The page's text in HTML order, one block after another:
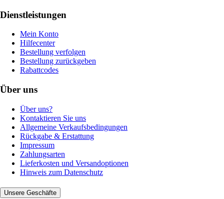
Dienstleistungen
Mein Konto
Hilfecenter
Bestellung verfolgen
Bestellung zurückgeben
Rabattcodes
Über uns
Über uns?
Kontaktieren Sie uns
Allgemeine Verkaufsbedingungen
Rückgabe & Erstattung
Impressum
Zahlungsarten
Lieferkosten und Versandoptionen
Hinweis zum Datenschutz
Unsere Geschäfte